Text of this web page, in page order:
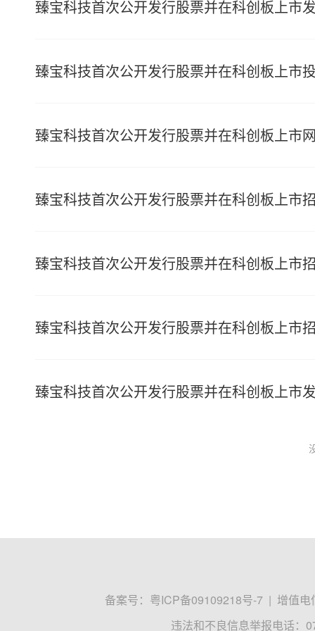
臻宝科技首次公开发行股票并在科创板上市
臻宝科技首次公开发行股票并在科创板上市
臻宝科技首次公开发行股票并在科创板上市
臻宝科技首次公开发行股票并在科创板上市
臻宝科技首次公开发行股票并在科创板上市
臻宝科技首次公开发行股票并在科创板上市
臻宝科技首次公开发行股票并在科创板上市
备案号： 粤ICP备09109218号-7 | 增值电
违法和不良信息举报电话：